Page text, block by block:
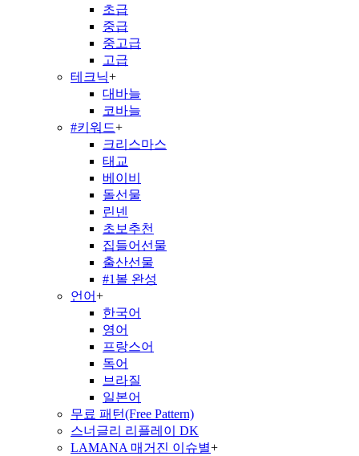
초급
중급
중고급
고급
테크닉+
대바늘
코바늘
#키워드+
크리스마스
태교
베이비
돌선물
린넨
초보추천
집들어선물
출산선물
#1볼 완성
언어+
한국어
영어
프랑스어
독어
브라질
일본어
무료 패턴(Free Pattern)
스너글리 리플레이 DK
LAMANA 매거진 이슈별+